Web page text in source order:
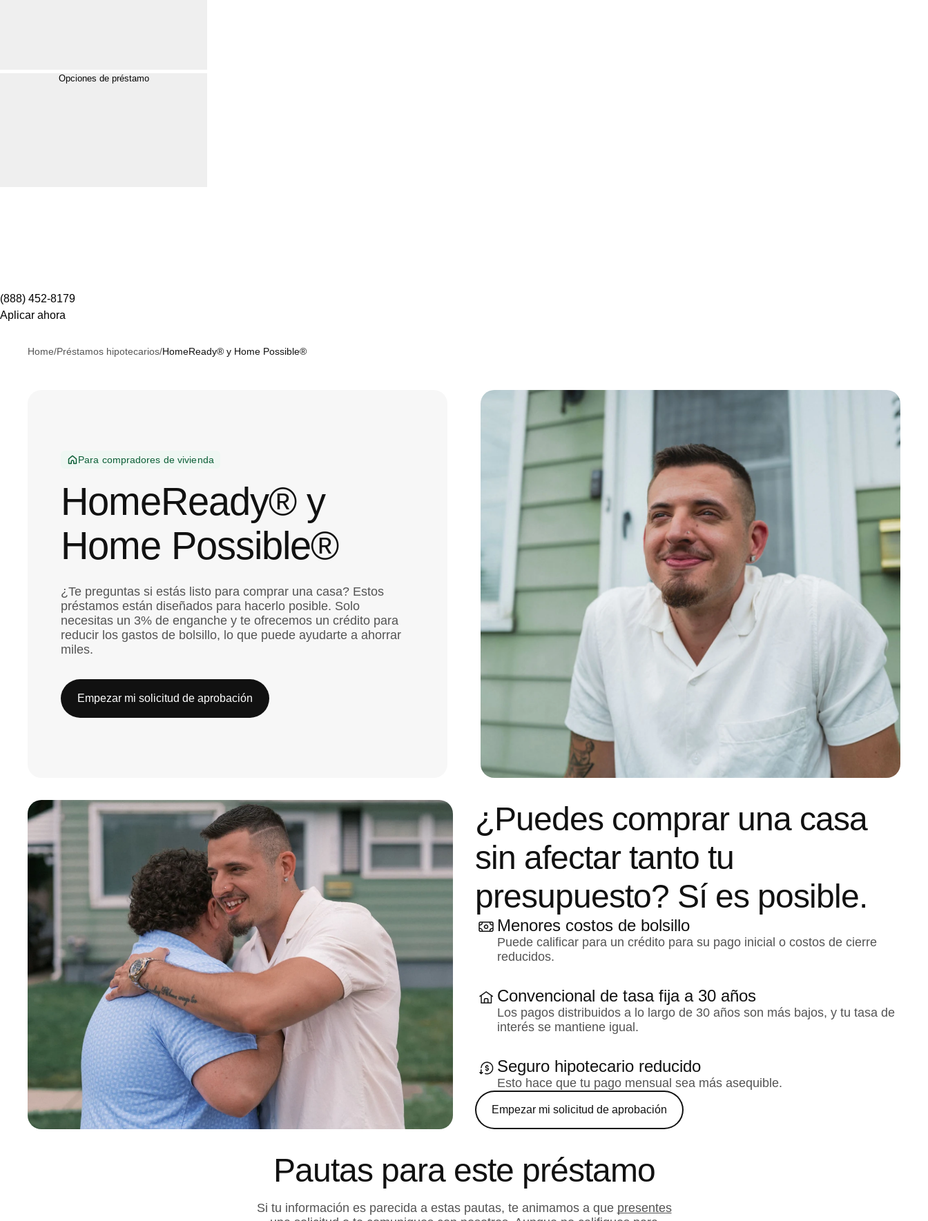
Opciones de préstamo
(888) 452-8179
Aplicar ahora
Home/Préstamos hipotecarios/HomeReady® y Home Possible®
Para compradores de vivienda
HomeReady® y
Home Possible®
¿Te preguntas si estás listo para comprar una casa? Estos
préstamos están diseñados para hacerlo posible. Solo
necesitas un 3% de enganche y te ofrecemos un crédito para
reducir los gastos de bolsillo, lo que puede ayudarte a ahorrar
miles.
Empezar mi solicitud de aprobación
¿Puedes comprar una casa
sin afectar tanto tu
presupuesto? Sí es posible.
Menores costos de bolsillo
Puede calificar para un crédito para su pago inicial o costos de cierre
reducidos.
Convencional de tasa fija a 30 años
Los pagos distribuidos a lo largo de 30 años son más bajos, y tu tasa de
interés se mantiene igual.
Seguro hipotecario reducido
Esto hace que tu pago mensual sea más asequible.
Empezar mi solicitud de aprobación
Pautas para este préstamo
Si tu información es parecida a estas pautas, te animamos a que presentes